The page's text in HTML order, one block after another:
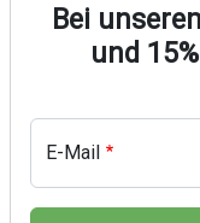
Produkt Bild
Bei
und
E-Mail